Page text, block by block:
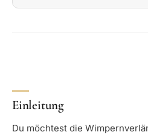
Einleitung
Du möchtest die